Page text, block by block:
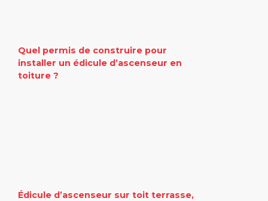
Quel permis de construire pour
installer un édicule d’ascenseur en
toiture ?
Édicule d’ascenseur sur toit terrasse,